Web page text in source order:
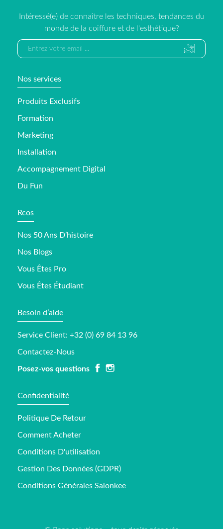
Intéressé(e) de connaître les techniques, tendances du
monde de la coiffure et de l'esthétique?
Nos services
Produits Exclusifs
Formation
Marketing
Installation
Accompagnement Digital
Du Fun
Rcos
Nos 50 Ans D’histoire
Nos Blogs
Vous Êtes Pro
Vous Êtes Étudiant
Besoin d’aide
Service Client: +32 (0) 69 84 13 96
Contactez-Nous
Posez-vos questions
Confidentialité
Politique De Retour
Comment Acheter
Conditions D'utilisation
Gestion Des Données (GDPR)
Conditions Générales Salonkee